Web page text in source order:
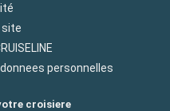
site
personnelles
croisiere